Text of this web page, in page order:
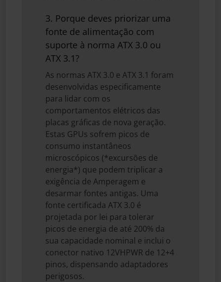
3. Porque deves priorizar uma
fonte de alimentação com
suporte à norma ATX 3.0 ou
ATX 3.1?
As normas ATX 3.0 e ATX 3.1 foram
desenvolvidas especificamente
para lidar com os
comportamentos elétricos das
placas gráficas de nova geração.
Estas GPUs sofrem picos de
consumo instantâneos
microscópicos (*excursões de
energia*) que podem triplicar a
exigência de Amperagem e
desarmar fontes antigas. Uma
fonte certificada ATX 3.0 é
projetada por lei para tolerar
picos de energia de até 200% da
sua capacidade nominal e inclui o
conector nativo 12VHPWR de 12+4
pinos, dispensando adaptadores
perigosos.